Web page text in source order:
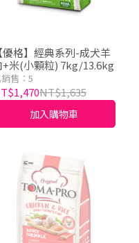
【優格】經典系列-成犬羊
+米(小顆粒) 7kg/13.6kg
售：5
NT$1,635
加入購物車